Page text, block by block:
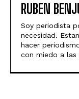
RUBEN
Soy periodista
necesidad.
hacer
con miedo a las